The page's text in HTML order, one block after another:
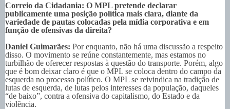
Correio da Cidadania: O MPL pretende declarar
publicamente uma posição política mais clara, diante da
variedade de pautas colocadas pela mídia corporativa e em
função de ofensivas da direita?
Daniel Guimarães: Por enquanto, não há uma discussão a respeito
disso. O movimento se reúne constantemente, mas estamos no
turbilhão de oferecer respostas à questão do transporte. Porém, algo
que é bom deixar claro é que o MPL se coloca dentro do campo da
esquerda no processo político. O MPL se reivindica na tradição de
lutas de esquerda, de lutas pelos interesses da população, daqueles
“de baixo”, contra a ofensiva do capitalismo, do Estado e da
violência.